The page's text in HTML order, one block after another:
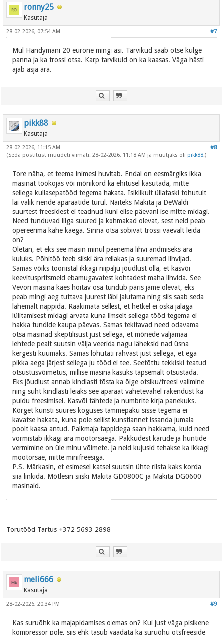
ronny25
Kasutaja
#7
28-02-2026, 07:54 AM
Mul Handymani 20 eurone mingi asi. Tarvikud saab otse külge
panna ja ka trossi otsa. Karp tarvikuid on ka kaasas. Väga hästi
ajab asja ära.
pikk88
Kasutaja
#8
28-02-2026, 11:15 AM
(Seda postitust muudeti viimati: 28-02-2026, 11:18 AM ja muutjaks oli pikk88.)
Tore näha, et teema inimesi huvitab. Endal on eesmärgiks ikka
masinat töökojas või mõnikord ka ehitusel kasutada, mitte
sellega kullasepatööd tegema hakata. Isiklikult üllataski tohutult
lai valik nende aparaatide turul. Näiteks Makita ja DeWaldi
suurtest freesidest ei teadnud kuni eilse päevani ise mitte midagi.
Need tunduvad liiga suured ja kohmakad olevat, sest neid peab
opereerima kahe käega. Sinna otsa sobivat trossi vaevalt leida
on?
Oletan, et eks see masin minul peenema lihvi andmiseks ära
kuluks. Põhitöö teeb siiski ära rellakas ja suuremad lihvijad.
Samas võiks tööriistal ikkagi niipalju jõudlust olla, et kasvõi
keevituspritsmeid ebamugavatest kohtadest maha lihvida. See
Vevori masina käes hoitav osa tundub päris jäme olevat, eks
peab mingi aeg tuttava juurest läbi jalutama ning siis saab seda
lähemalt näppida. Rääkimata sellest, et hetkel ei oska jalaga
lülitamisest midagi arvata kuna ilmselt sellega tööd tegema ei
hakka tundide kaupa päevas. Samas tekitavad need odavama
otsa masinad skeptilisust just sellega, et mõnede väljamaa
lehtede pealt suutsin välja veerida nagu läheksid nad üsna
kergesti kuumaks. Samas lohutati rahvast just sellega, et ega
pikka aega järjest sellega ju tööd ei tee. Seetõttu tekkiski teatud
otsustusvõimetus, millise masina kasuks täpsemalt otsustada.
Eks jõudlust annab kindlasti tõsta ka õige otsiku/freesi valimine
ning suht kindlasti leiaks see aparaat vahetevahel rakendust ka
puidu freesimisel. Kasvõi tähtede ja numbrite kirja panekuks.
Kõrget kunsti suures koguses tammepaku sisse tegema ei
kavatse hakata, kuna pole sellist kunstiannet issanda jumala
poolt kaasa antud. Palkmaja tappidega saan hakkama, kuid need
vormistab ikkagi ära mootorsaega. Pakkudest karude ja huntide
vermimine on üle minu võimete. Ja neid kujusid tehakse ka ikkagi
mootorsae, mitte minifreesiga.
P.S. Märkasin, et esimesel katsel suutsin ühte riista kaks korda
siia linkida. Mõtlesin siiski Makita GD0800C ja Makita DG0600
masinaid.
Torutööd Tartus +372 5693 2898
meli666
Kasutaja
#9
28-02-2026, 20:34 PM
Kas suruõhk ka majapidamises olemas on? Kui just väga pisikene
kompressor pole, siis ehk tasub vaadata ka suruõhu otsfreeside